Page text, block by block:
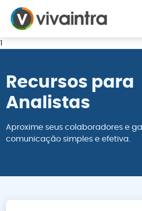
1
Recursos para
Analistas
Aproxime seus colaboradores e
comunicação simples e efetiva.